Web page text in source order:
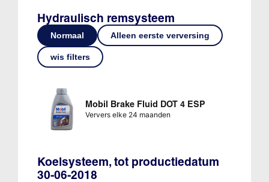
Hydraulisch remsysteem
Normaal Alleen eerste verversing
wis filters
Mobil Brake Fluid DOT 4 ESP
Ververs elke 24 maanden
Koelsysteem, tot productiedatum
30-06-2018